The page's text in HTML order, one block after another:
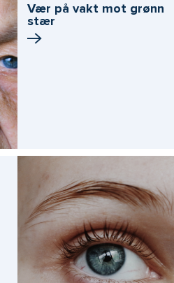
Vær på vakt mot grønn
stær